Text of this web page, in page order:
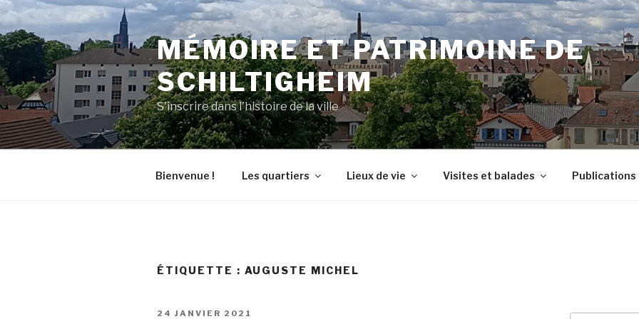
Aller
au
contenu
principal
MÉMOIRE ET PATRIMOINE DE
SCHILTIGHEIM
S'inscrire dans l'histoire de la ville
Bienvenue ! Les quartiers Lieux de vie Visites et balades Publications
ÉTIQUETTE : AUGUSTE MICHEL
PUBLIÉ
24 JANVIER 2021